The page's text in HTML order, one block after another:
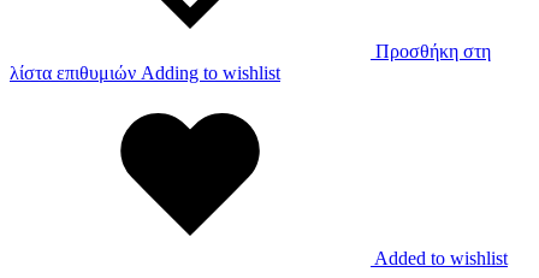
Προσθήκη στη
λίστα επιθυμιών Adding to wishlist
Added to wishlist